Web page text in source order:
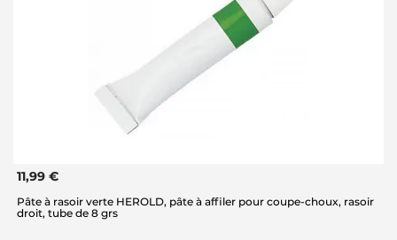
11,99 €
Pâte à rasoir verte HEROLD, pâte à affiler pour coupe-choux, rasoir
droit, tube de 8 grs